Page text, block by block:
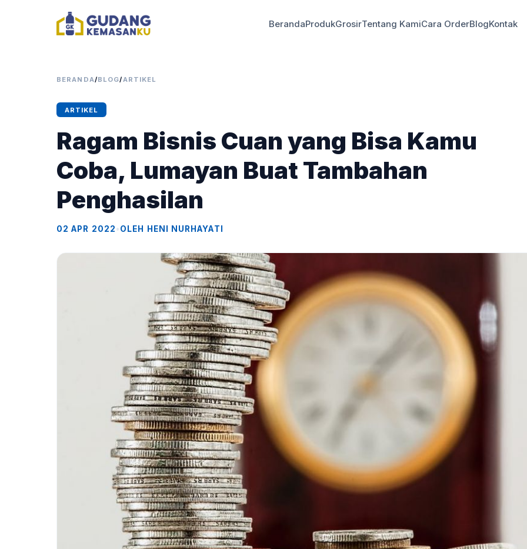
BerandaProdukGrosirTentang KamiCara OrderBlogKontak
BERANDA/BLOG/ARTIKEL
ARTIKEL
Ragam Bisnis Cuan yang Bisa Kamu
Coba, Lumayan Buat Tambahan
Penghasilan
02 APR 2022•OLEH HENI NURHAYATI